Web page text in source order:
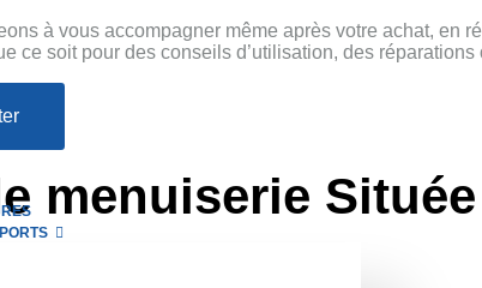
à vous accompagner même après votre achat, en
ce soit pour des conseils d’utilisation, des
menuiserie